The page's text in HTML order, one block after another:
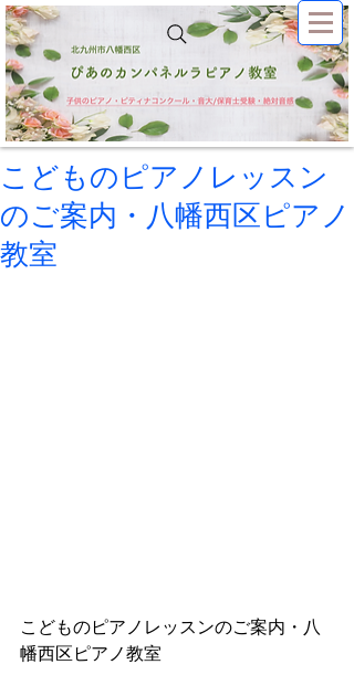
こどものピアノレッスン
のご案内・八幡西区ピアノ
教室
こどものピアノレッスンのご案内・八
幡西区ピアノ教室